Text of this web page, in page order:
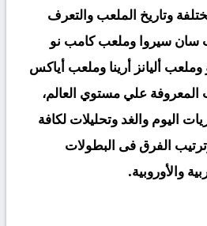
وتاريخ الملعب والتعرف
سان سيروا وملعب كامب نو
أليانز أرينا وملعب أياكس
المعروفة علي مستوي العالم،
اليوم والغد وتحليلات لكافة
الفرق فى البطولات
والأوروبية.